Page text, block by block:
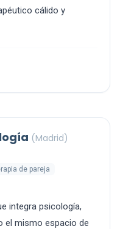
cálido y
(Madrid)
de pareja
integra psicología,
el mismo espacio de